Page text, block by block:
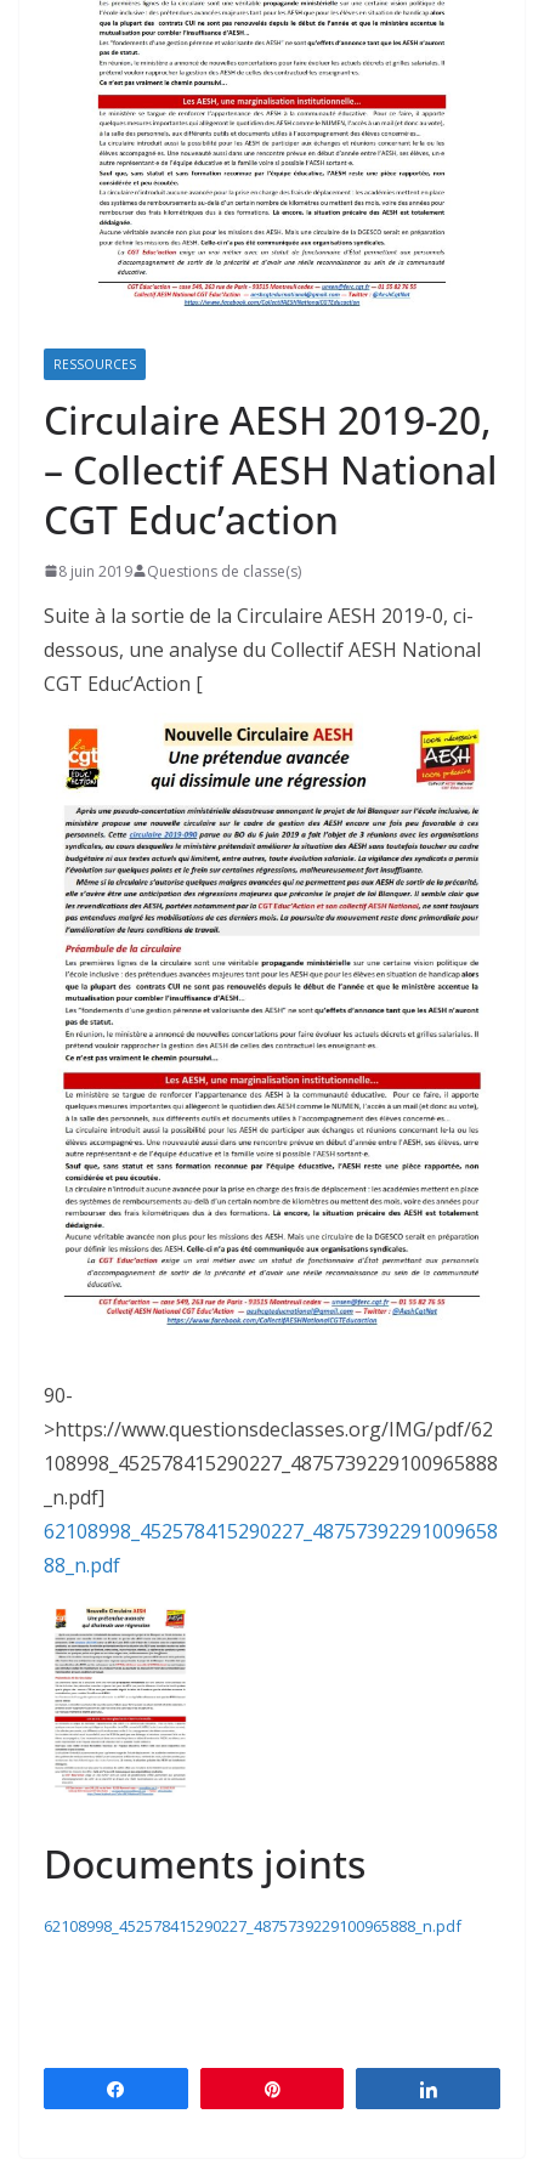
RESSOURCES
Circulaire AESH 2019-20,
– Collectif AESH National
CGT Educ’action
8 juin 2019 Questions de classe(s)
Suite à la sortie de la Circulaire AESH 2019-0, ci-
dessous, une analyse du Collectif AESH National
CGT Educ’Action [
90-
>https://www.questionsdeclasses.org/IMG/pdf/62
108998_452578415290227_4875739229100965888
_n.pdf]
62108998_452578415290227_48757392291009658
88_n.pdf
Documents joints
62108998_452578415290227_4875739229100965888_n.pdf